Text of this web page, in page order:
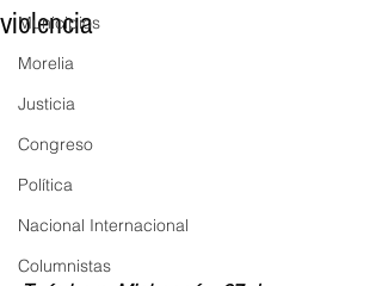
Municipios
Morelia
Justicia
Congreso
Política
Nacional Internacional
Columnistas
violencia